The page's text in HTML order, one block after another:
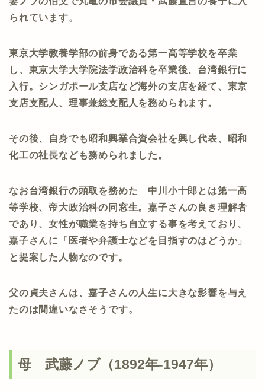
られています。
東京大学教養学部の前身である第一高等学校を卒業
し、東京大学大学院法学政治科を卒業後、台湾銀行に
入行。シンガポール支店など海外の支店を経て、東京
支店支配人、理事兼総支配人を務められます。
その後、自身でも昭和興業合資会社を興し代表、昭和
化工の社長なども務められました。
なお台湾銀行の頭取を務めた 中川小十郎とは第一高
等学校、帝大政治科の同窓生。嘉子さんの良き理解者
であり、女性が職業を持ち自立する事を考えており、
嘉子さんに「医者や弁護士などを目指すのはどうか」
と提案した人物なのです。
父の貞夫さんは、嘉子さんの人生に大きな影響を与え
たのは間違いなさそうです。
母 武藤ノブ（1892年-1947年）